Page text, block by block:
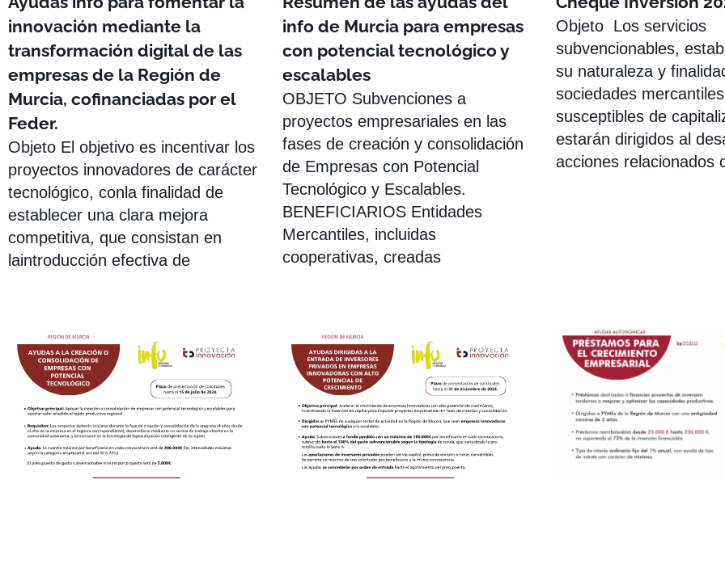
innovación mediante la
transformación digital de las
empresas de la Región de
Murcia, cofinanciadas por el
Feder.
Objeto El objetivo es incentivar los
proyectos innovadores de carácter
tecnológico, conla finalidad de
establecer una clara mejora
competitiva, que consistan en
laintroducción efectiva de
info de Murcia para empresas
con potencial tecnológico y
escalables
OBJETO Subvenciones a
proyectos empresariales en las
fases de creación y consolidación
de Empresas con Potencial
Tecnológico y Escalables.
BENEFICIARIOS Entidades
Mercantiles, incluidas
cooperativas, creadas
Objeto Los servicios
subvencionables,
su naturaleza y
sociedades
susceptibles de
estarán dirigidos al
acciones relacionados